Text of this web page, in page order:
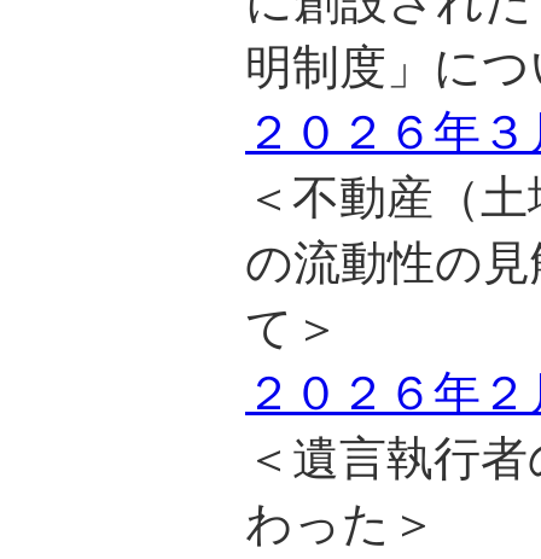
明制度」に
２０２６年
＜不動産（
の流動性の
て＞
２０２６年
＜遺言執行
わった＞